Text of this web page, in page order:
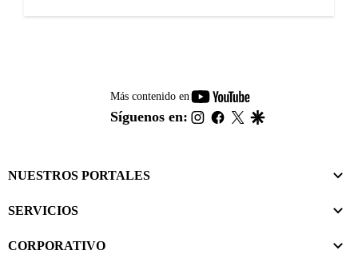
Más contenido en
youtube-
footer
Síguenos en: instagram
facebook
twitter
NUESTROS PORTALES
SERVICIOS
CORPORATIVO